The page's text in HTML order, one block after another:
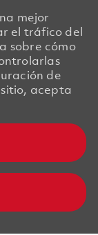
mejor
el tráfico del
sobre cómo
de
acepta